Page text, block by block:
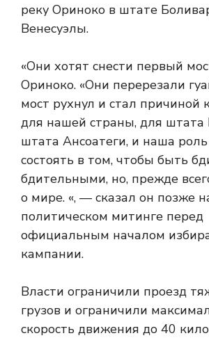
реку Ориноко в штате
Венесуэлы.
«Они хотят снести первый
Ориноко. «Они перерезали
мост рухнул и стал причиной
для нашей страны, для штата
штата Ансоатеги, и наша
состоять в том, чтобы быть
бдительными, но, прежде
о мире. «, — сказал он позже
политическом митинге перед
официальным началом
кампании.
Власти ограничили проезд
грузов и ограничили
скорость движения до 40